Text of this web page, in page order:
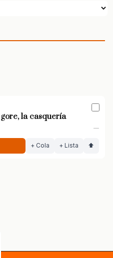
la casquería
—
+ Cola + Lista ⬆